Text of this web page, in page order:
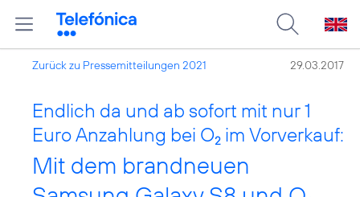
Zurück zu Pressemitteilungen 2021 29.03.2017
Endlich da und ab sofort mit nur 1
Euro Anzahlung bei O2 im Vorverkauf:
Mit dem brandneuen